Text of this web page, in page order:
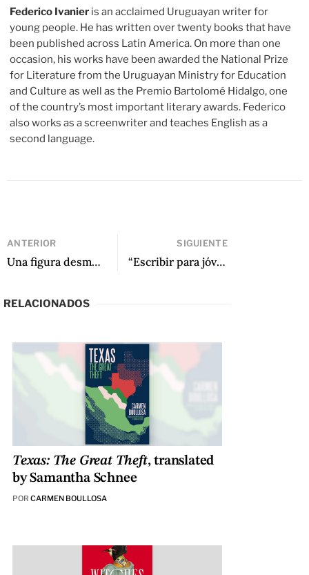
Federico Ivanier is an acclaimed Uruguayan writer for
young people. He has written over twenty books that have
been published across Latin America. On more than one
occasion, his works have been awarded the National Prize
for Literature from the Uruguayan Ministry for Education
and Culture as well as the Premio Bartolomé Hidalgo, one
of the country’s most important literary awards. Federico
also works as a screenwriter and teaches English as a
second language.
ANTERIOR
Una figura desmesurada: Una entrevista a Daniel Mecca sobre César Aira
SIGUIENTE
“Escribir para jóvenes es algo natural”: Una conversación con Claire Storey y Federico Ivanier
RELACIONADOS
Texas: The Great Theft, translated
by Samantha Schnee
POR CARMEN BOULLOSA